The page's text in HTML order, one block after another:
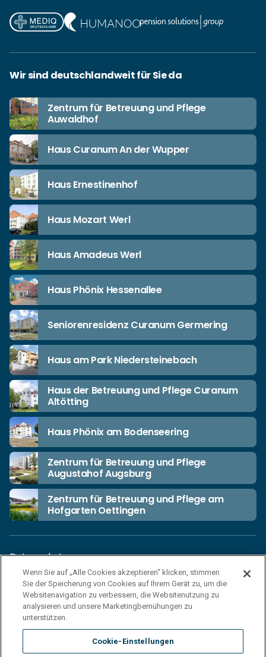
Wir sind deutschlandweit für Sie da
Zentrum für Betreuung und Pflege
Auwaldhof
Haus Curanum An der Wupper
Haus Ernestinenhof
Haus Mozart Werl
Haus Amadeus Werl
Haus Phönix Hessenallee
Seniorenresidenz Curanum Germering
Haus am Park Niedersteinebach
Haus der Betreuung und Pflege Curanum
Altötting
Haus Phönix am Bodenseering
Zentrum für Betreuung und Pflege
Augustahof Augsburg
Zentrum für Betreuung und Pflege am
Hofgarten Oettingen
Datenschutz
Unsere Netiquette
Einkaufsbedingungen
Haftungsausschluss
Impressum
Cookies
Wenn Sie auf „Alle Cookies akzeptieren“ klicken, stimmen
Sie der Speicherung von Cookies auf Ihrem Gerät zu, um die
Websitenavigation zu verbessern, die Websitenutzung zu
analysieren und unsere Marketingbemühungen zu
unterstützen.
Cookie-Einstellungen